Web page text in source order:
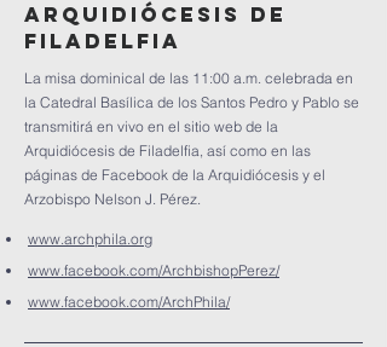
Arquidiócesis de
Filadelfia
La misa dominical de las 11:00 a.m. celebrada en
la Catedral Basílica de los Santos Pedro y Pablo se
transmitirá en vivo en el sitio web de la
Arquidiócesis de Filadelfia, así como en las
páginas de Facebook de la Arquidiócesis y el
Arzobispo Nelson J. Pérez.
www.archphila.org
www.facebook.com/ArchbishopPerez/
www.facebook.com/ArchPhila/